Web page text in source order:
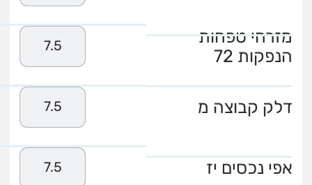
מזרחי טפחות
הנפקות 72
7.5
דלק קבוצה מ 7.5
אפי נכסים יז 7.5